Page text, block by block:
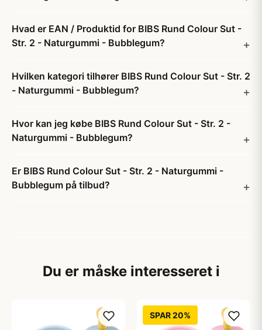
Hvad er EAN / Produktid for BIBS Rund Colour Sut -
Str. 2 - Naturgummi - Bubblegum?
Hvilken kategori tilhører BIBS Rund Colour Sut - Str. 2
- Naturgummi - Bubblegum?
Hvor kan jeg købe BIBS Rund Colour Sut - Str. 2 -
Naturgummi - Bubblegum?
Er BIBS Rund Colour Sut - Str. 2 - Naturgummi -
Bubblegum på tilbud?
Du er måske interesseret i
SPAR 20%